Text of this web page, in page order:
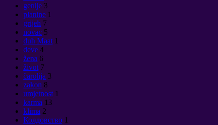
genije 3
planine 1
grijeh 7
novac 5
duh Maat 1
deve 4
žena 6
život 7
čarolija 3
zakon 8
umjetnost 1
karma 13
klima 2
Колдовство 1